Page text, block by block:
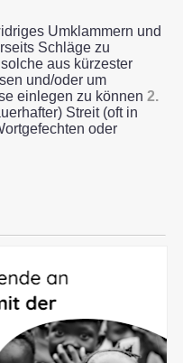
Umklammern und
Schläge zu
aus kürzester
und/oder um
einlegen zu können 2.
Streit (oft in
oder